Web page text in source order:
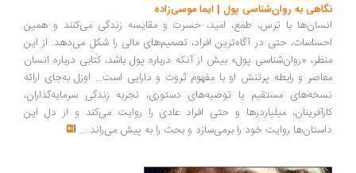
به روان‌شناسی پول | ایما موسی‌زاده
با ترس، طمع، امید، حسرت و مقایسه زندگی می‌کنند و همین
حتی در آگاه‌ترین افراد، تصمیم‌های مالی را شکل می‌دهد. از این
«روان‌شناسی پول» بیش از آنکه درباره پول باشد، کتابی درباره انسان
و رابطه پرتنش او با مفهوم ثروت و دارایی است... اوزل به‌جای ارائه
مستقیم یا توصیه‌های دستوری، تجربه زندگی سرمایه‌گذاران،
میلیاردرها و حتی افراد عادی را روایت می‌کند و از دل این
روایت خود را برمی‌سازد و بحث را به پیش می‌راند ...